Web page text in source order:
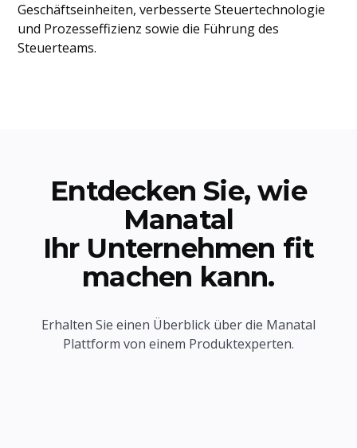
Geschäftseinheiten, verbesserte Steuertechnologie
und Prozesseffizienz sowie die Führung des
Steuerteams.
Entdecken Sie, wie
Manatal
Ihr Unternehmen fit
machen kann.
Erhalten Sie einen Überblick über die Manatal
Plattform von einem Produktexperten.